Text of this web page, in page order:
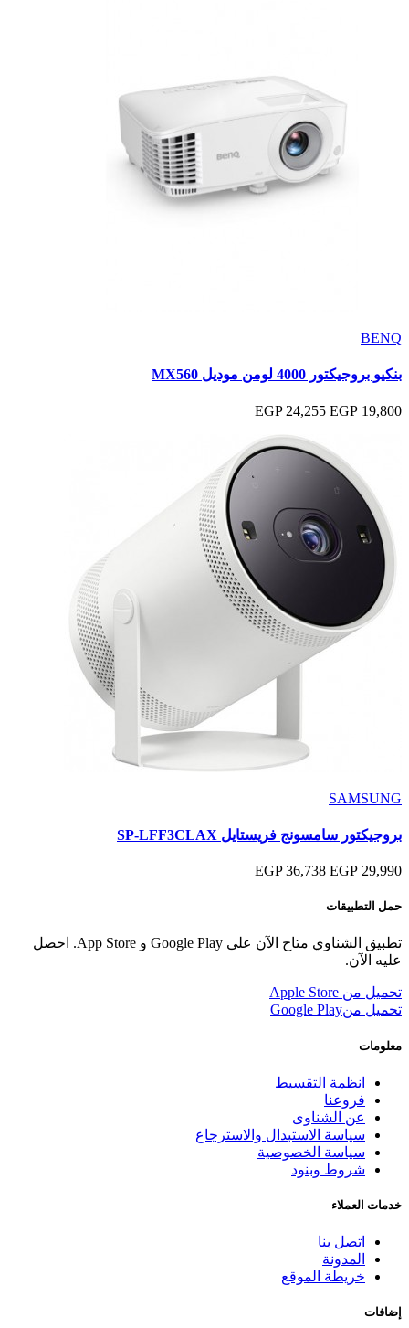
BENQ
بنكيو بروجيكتور 4000 لومن موديل MX560
19,800 EGP
24,255 EGP
SAMSUNG
بروجيكتور سامسونج فريستايل SP-LFF3CLAX
29,990 EGP
36,738 EGP
حمل التطبيقات
تطبيق الشناوي متاح الآن على Google Play و App Store. احصل
عليه الآن.
تحميل من Apple Store
تحميل منGoogle Play
معلومات
انظمة التقسيط
فروعنا
عن الشناوى
سياسة الاستبدال والاسترجاع
سياسة الخصوصية
شروط وبنود
خدمات العملاء
اتصل بنا
المدونة
خريطة الموقع
إضافات